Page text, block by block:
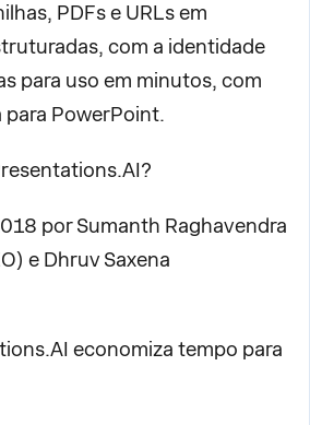
PDFs e URLs em
com a identidade
para uso em minutos, com
PowerPoint.
por Sumanth Raghavendra
e Dhruv Saxena
economiza tempo para